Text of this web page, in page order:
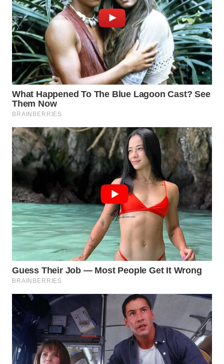
LABUANBAJO
WN
BORNEO
Wahana
Media
Group
WAHANA
WAHANA
TANI
ADVOKAT
WAHANA
INFRASTRUKTUR
KONSUMEN
WAHANA
WAHANA
TRAVEL